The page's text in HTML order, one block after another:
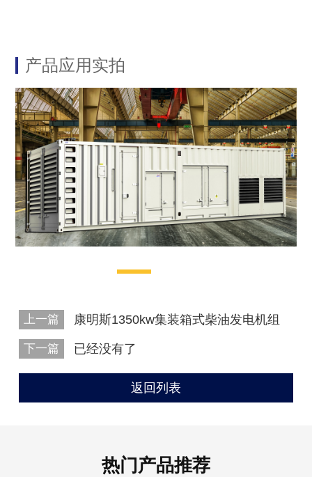
产品应用实拍
上一篇 康明斯1350kw集装箱式柴油发电机组
下一篇 已经没有了
返回列表
热门产品推荐